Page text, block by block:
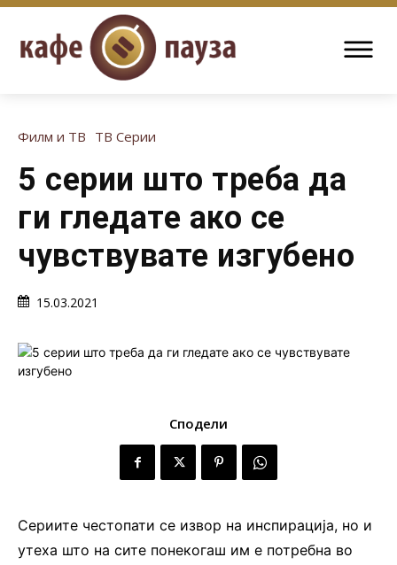
Филм и ТВ ТВ Серии
5 серии што треба да
ги гледате ако се
чувствувате изгубено
15.03.2021
Сподели
Сериите честопати се извор на инспирација, но и
утеха што на сите понекогаш им е потребна во